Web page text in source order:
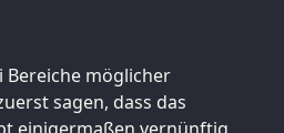
Bereiche möglicher
sagen, dass das